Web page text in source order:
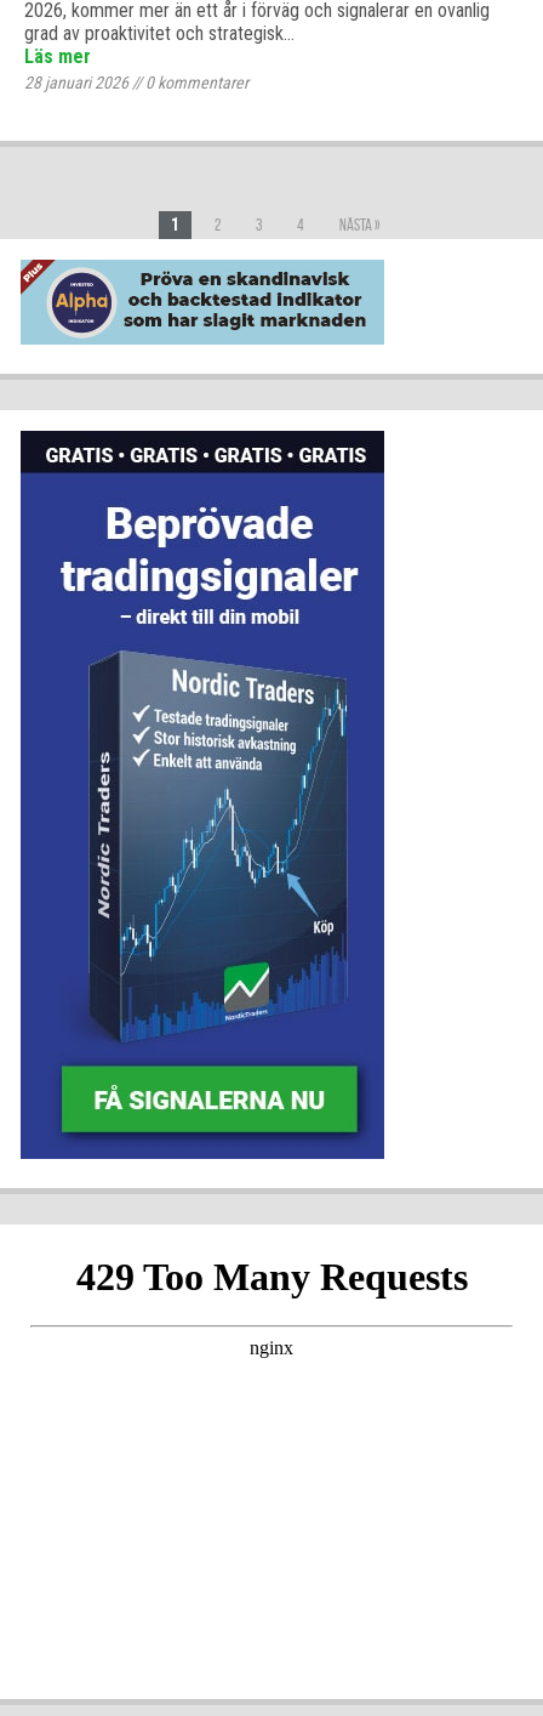
2026, kommer mer än ett år i förväg och signalerar en ovanlig
grad av proaktivitet och strategisk…
Läs mer
28 januari 2026//0kommentarer
1 2 3 4 Nästa »